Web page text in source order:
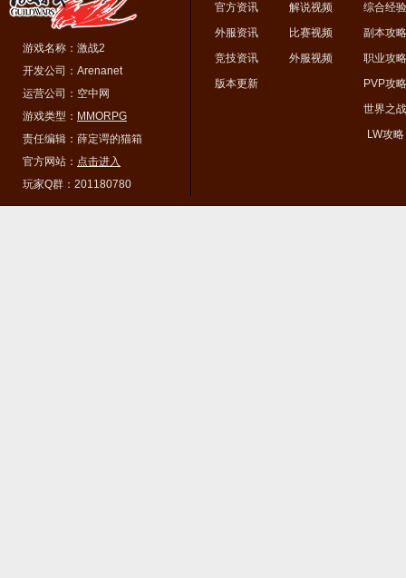
游戏名称：激战2
开发公司：Arenanet
运营公司：空中网
游戏类型： MMORPG
责任编辑：薛定谔的猫箱
官方网站： 点击进入
玩家Q群：201180780
官方资讯
外服资讯
竞技资讯
版本更新
解说视频
比赛视频
外服视频
综合经验
副本攻略
职业攻略
PVP攻略
世界之战
LW攻略